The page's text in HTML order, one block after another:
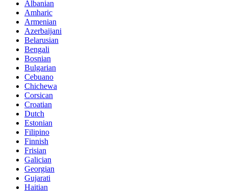
Albanian
Amharic
Armenian
Azerbaijani
Belarusian
Bengali
Bosnian
Bulgarian
Cebuano
Chichewa
Corsican
Croatian
Dutch
Estonian
Filipino
Finnish
Frisian
Galician
Georgian
Gujarati
Haitian